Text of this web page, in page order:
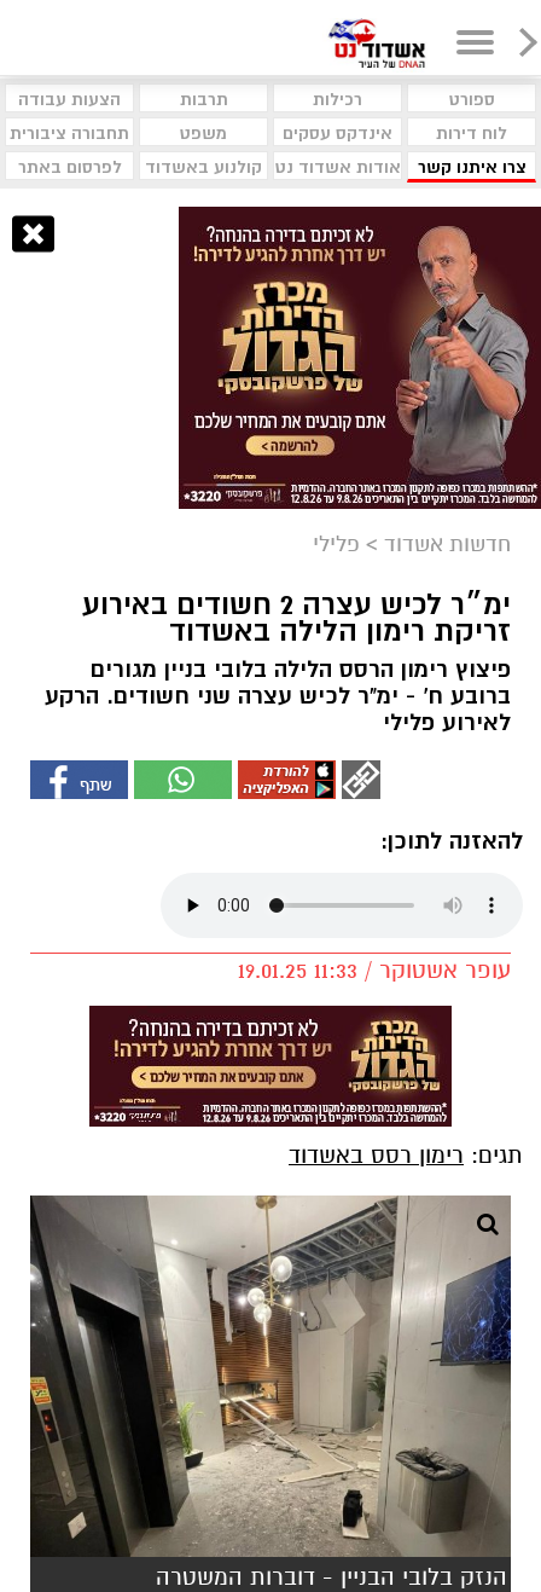
ספורט רכילות תרבות
הצעות עבודה
לוח דירות
אינדקס עסקים משפט
תחבורה ציבורית
צרו איתנו קשר
אודות אשדוד נט קולנוע באשדוד לפרסום באתר
חדשות אשדוד > פלילי
ימ״ר לכיש עצרה 2 חשודים באירוע
זריקת רימון הלילה באשדוד
פיצוץ רימון הרסס הלילה בלובי בניין מגורים
ברובע ח' - ימ"ר לכיש עצרה שני חשודים. הרקע
לאירוע פלילי
להאזנה לתוכן:
עופר אשטוקר / 11:33 19.01.25
תגים: רימון רסס באשדוד
הנזק בלובי הבניין - דוברות המשטרה